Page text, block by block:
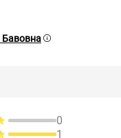
Бавовна
0
1